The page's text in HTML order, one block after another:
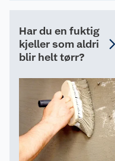
Har du en fuktig
kjeller som aldri
blir helt tørr?